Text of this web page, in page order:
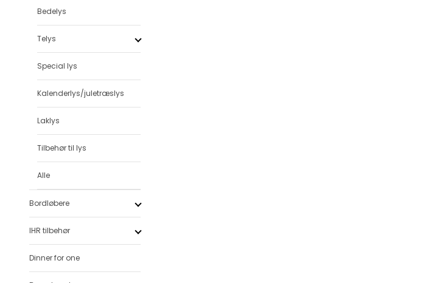
Bedelys
Telys
Special lys
Kalenderlys/juletræslys
Laklys
Tilbehør til lys
Alle
Bordløbere
IHR tilbehør
Dinner for one